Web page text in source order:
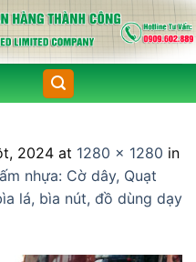
2024 at 1280 × 1280 in
nhựa: Cờ dây, Quạt
lá, bìa nút, đồ dùng dạy